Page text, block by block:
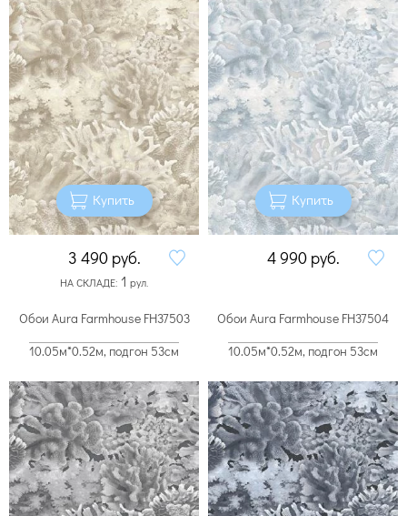
Купить
3 490 руб.
НА СКЛАДЕ: 1 рул.
Купить
4 990 руб.
Обои Aura Farmhouse FH37503
10.05м*0.52м, подгон 53см
Обои Aura Farmhouse FH37504
10.05м*0.52м, подгон 53см